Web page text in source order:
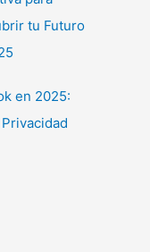
tu Futuro
en 2025: